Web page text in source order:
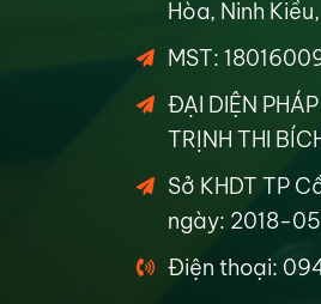
Hòa, Ninh
MST:
ĐẠI DIỆN
TRỊNH THI
Sở KHDT TP
ngày: 2018-
Điện thoại: